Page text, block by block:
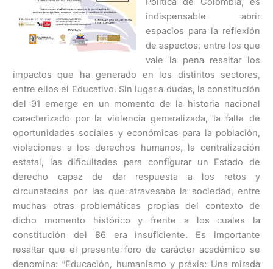
indispensable abrir
espacios para la reflexión
de aspectos, entre los que
vale la pena resaltar los
impactos que ha generado en los distintos sectores,
entre ellos el Educativo. Sin lugar a dudas, la constitución
del 91 emerge en un momento de la historia nacional
caracterizado por la violencia generalizada, la falta de
oportunidades sociales y económicas para la población,
violaciones a los derechos humanos, la centralización
estatal, las dificultades para configurar un Estado de
derecho capaz de dar respuesta a los retos y
circunstacias por las que atravesaba la sociedad, entre
muchas otras problemáticas propias del contexto de
dicho momento histórico y frente a los cuales la
constitución del 86 era insuficiente. Es importante
resaltar que el presente foro de carácter académico se
denomina: “Educación, humanismo y práxis: Una mirada